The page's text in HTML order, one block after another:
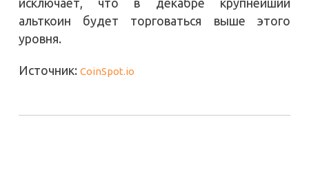
альткоин будет торговаться выше этого
уровня.
Источник: CoinSpot.io